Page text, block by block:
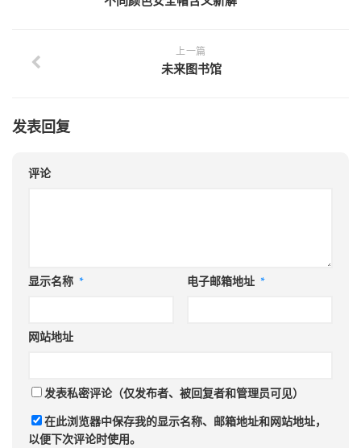
上一篇
未来图书馆
发表回复
评论
显示名称 * 电子邮箱地址 *
网站地址
发表私密评论（仅发布者、被回复者和管理员可见）
在此浏览器中保存我的显示名称、邮箱地址和网站地址，
以便下次评论时使用。